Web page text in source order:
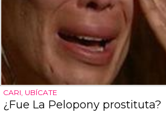
CARI, UBÍCATE
¿Fue La Pelopony prostituta?